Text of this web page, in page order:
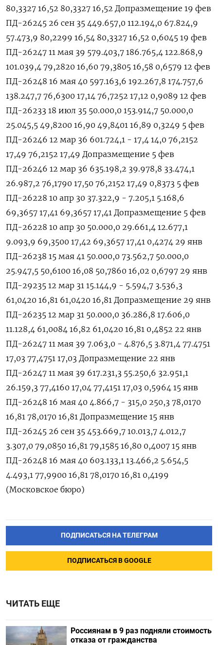
80,3327 16,52 80,3327 16,52 Допразмещение 19 фев
ПД-26245 26 сен 35 449.657,0 112.194,0 67.824,9
57.473,9 80,2299 16,54 80,3327 16,52 0,6045 19 фев
ПД-26247 11 мая 39 579.403,7 186.765,4 122.868,9
101.039,4 79,2820 16,60 79,3805 16,58 0,6579 12 фев
ПД-26248 16 мая 40 597.163,6 192.267,8 174.757,6
138.247,7 76,6300 17,14 76,7252 17,12 0,9089 12 фев
ПД-26233 18 июл 35 50.000,0 153.914,7 50.000,0
25.045,5 49,8200 16,90 49,8401 16,89 0,3249 5 фев
ПД-26246 12 мар 36 601.724,1 - 17,4 14,0 76,2152
17,49 76,2152 17,49 Допразмещение 5 фев
ПД-26246 12 мар 36 635.198,2 39.978,8 33.474,1
26.987,2 76,1790 17,50 76,2152 17,49 0,8373 5 фев
ПД-26228 10 апр 30 37.322,9 - 7.205,1 5.168,6
69,3657 17,41 69,3657 17,41 Допразмещение 5 фев
ПД-26228 10 апр 30 50.000,0 29.661,4 12.677,1
9.093,9 69,3500 17,42 69,3657 17,41 0,4274 29 янв
ПД-26238 15 мая 41 50.000,0 73.562,7 50.000,0
25.947,5 50,6100 16,08 50,7860 16,02 0,6797 29 янв
ПД-29235 12 мар 31 15.144,9 - 5.594,7 3.536,3
61,0420 16,81 61,0420 16,81 Допразмещение 29 янв
ПД-26235 12 мар 31 50.000,0 36.286,8 17.606,0
11.128,4 61,0084 16,82 61,0420 16,81 0,4852 22 янв
ПД-26247 11 мая 39 7.063,0 - 4.876,5 3.871,4 77.4751
17,03 77,4751 17,03 Допразмещение 22 янв
ПД-26247 11 мая 39 617.231,3 55.250,6 32.951,1
26.159,3 77,4160 17,04 77,4151 17,03 0,5964 15 янв
ПД-26248 16 мая 40 4.866,7 - 315,0 250,3 78,0170
16,81 78,0170 16,81 Допразмещение 15 янв
ПД-26245 26 сен 35 453.669,7 10.013,7 4.012,7
3.307,0 79,0850 16,81 79,1585 16,80 0,4007 15 янв
ПД-26248 16 мая 40 603.133,1 13.466,2 5.654,5
4.493,1 77,9900 16,81 78,0170 16,81 0,4199
(Московское бюро)
ПОДПИСАТЬСЯ НА ТЕЛЕГРАМ
ПОДПИСАТЬСЯ В GOOGLE
ЧИТАТЬ ЕЩЕ
Россиянам в 9 раз подняли стоимость
отказа от гражданства